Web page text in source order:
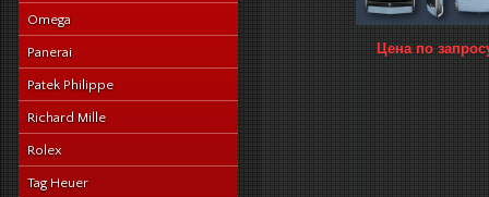
Omega
Panerai
Patek Philippe
Richard Mille
Rolex
Tag Heuer
Цена по